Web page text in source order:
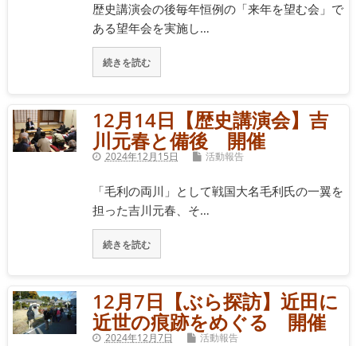
歴史講演会の後毎年恒例の「来年を望む会」で
ある望年会を実施し…
続きを読む
12月14日【歴史講演会】吉
川元春と備後 開催
2024年12月15日 活動報告
「毛利の両川」として戦国大名毛利氏の一翼を
担った吉川元春、そ…
続きを読む
12月7日【ぶら探訪】近田に
近世の痕跡をめぐる 開催
2024年12月7日 活動報告